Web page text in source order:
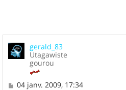
gerald_83
Utagawiste
gourou
M
04 janv. 2009, 17:34